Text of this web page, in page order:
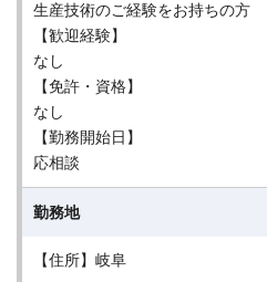
生産技術のご経験をお持ちの方
【歓迎経験】
なし
【免許・資格】
なし
【勤務開始日】
応相談
勤務地
【住所】岐阜